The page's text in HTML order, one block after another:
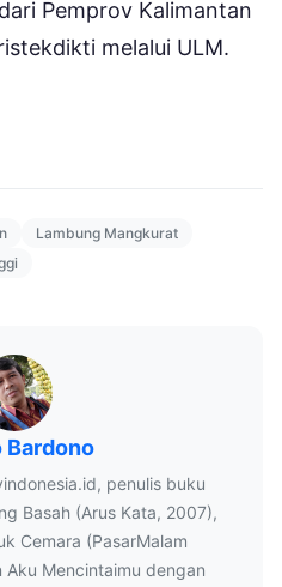
Pemprov Kalimantan
melalui ULM.
Lambung Mangkurat
Bardono
penulis buku
Basah (Arus Kata, 2007),
Cemara (PasarMalam
Mencintaimu dengan